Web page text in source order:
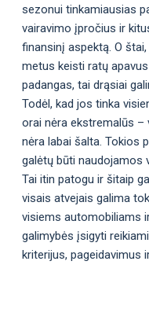
sezonui tinkamiausias
vairavimo įpročius ir
finansinį aspektą. O
metus keisti ratų
padangas, tai drąsiai
Todėl, kad jos tinka
orai nėra ekstremalūs –
nėra labai šalta. Tokios
galėtų būti naudojamos
Tai itin patogu ir šitaip
visais atvejais galima
visiems automobiliams
galimybės įsigyti
kriterijus, pageidavimus